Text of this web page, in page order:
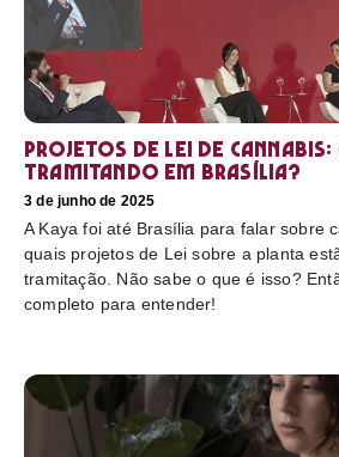
Projetos de Lei de
tramitando em Brasília?
3 de junho de 2025
A Kaya foi até Brasília para falar sobre
quais projetos de Lei sobre a planta
tramitação. Não sabe o que é isso?
completo para entender!